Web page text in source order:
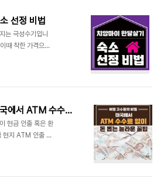
4월 1일부터
한민국에서 발
면에 새겨진 Visa
소지자. 행사혜택
까지 적용되며 최
kr/VisaInfin..
선정 비법
는 극성수기입니
때 착한 가격으로
특히 저처럼 '극
지만 비성수기라
묘미이지 않을까
수기 혹은 6개월
면 월 50만 원대
. 저렴하게 한 달
마이에서 완벽한
여행 고수들의 비밀: 태국에서 ATM 수수료 없이 돈 뽑는 놀라운 꿀팁
현금 인출 혹은 환
현지 ATM 인출 수
트(약 8,000원 -